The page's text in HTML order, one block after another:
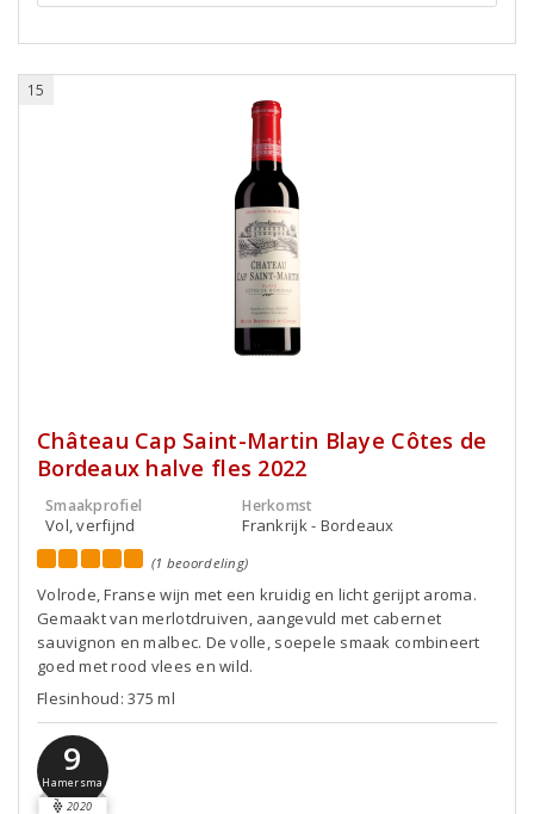
15
Château Cap Saint-Martin Blaye Côtes de
Bordeaux halve fles 2022
Smaakprofiel
Vol, verfijnd
Herkomst
Frankrijk - Bordeaux
(1 beoordeling)
Volrode, Franse wijn met een kruidig en licht gerijpt aroma.
Gemaakt van merlotdruiven, aangevuld met cabernet
sauvignon en malbec. De volle, soepele smaak combineert
goed met rood vlees en wild.
Flesinhoud: 375 ml
9
Hamersma
2020